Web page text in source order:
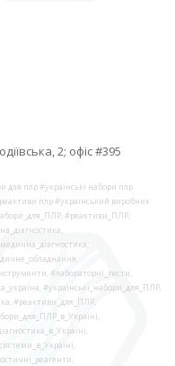
2; офіс #395
для плр #українські набори плр
плр #український виробник
#реактиви_ПЛР,
#лабораторні_тести,
#українські_набори_для_ПЛР,
#реактиви_для_ПЛР,